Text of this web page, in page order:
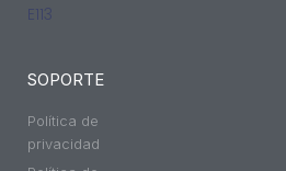
E113
SOPORTE
Política de
privacidad